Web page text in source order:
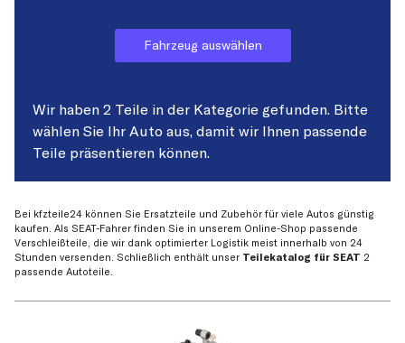
Fahrzeug auswählen
Wir haben 2 Teile in der Kategorie gefunden. Bitte
wählen Sie Ihr Auto aus, damit wir Ihnen passende
Teile präsentieren können.
Bei kfzteile24 können Sie Ersatzteile und Zubehör für viele Autos günstig
kaufen. Als SEAT-Fahrer finden Sie in unserem Online-Shop passende
Verschleißteile, die wir dank optimierter Logistik meist innerhalb von 24
Stunden versenden. Schließlich enthält unser Teilekatalog für SEAT 2
passende Autoteile.